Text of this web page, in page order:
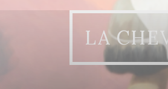
LA